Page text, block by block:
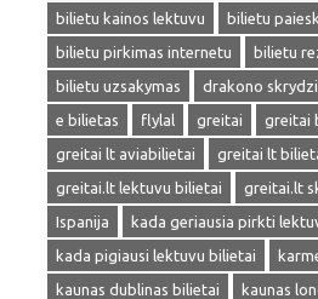
bilietu kainos lektuvu
bilietu
bilietu pirkimas internetu
bilietu
bilietu uzsakymas
drakono
e bilietas
flylal greitai
greitai
greitai lt aviabilietai
greitai lt
greitai.lt lektuvu bilietai
greitai.lt
Ispanija
kada geriausia pirkti
kada pigiausi lektuvu bilietai
kaunas dublinas bilietai
kaunas